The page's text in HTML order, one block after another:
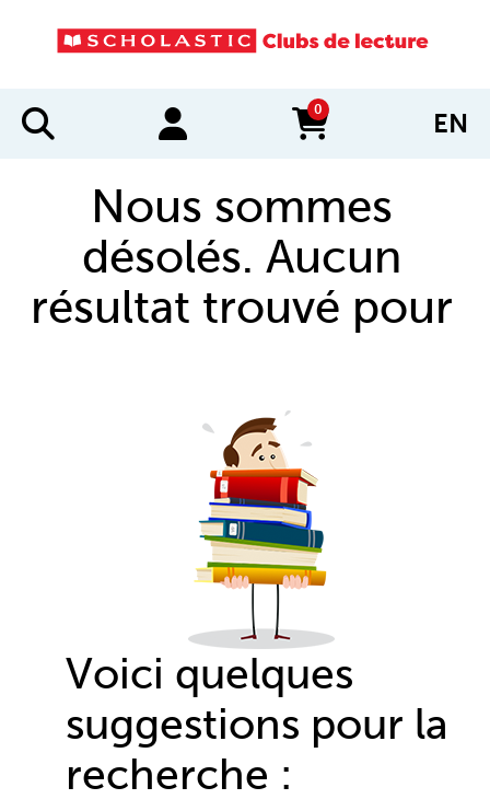
0
items in cart EN
Nous sommes
désolés. Aucun
résultat trouvé pour
Voici quelques
suggestions pour la
recherche :